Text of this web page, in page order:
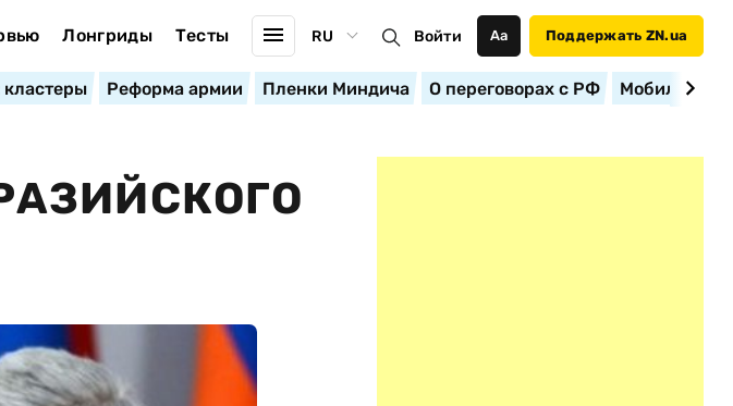
Лонгриды Тесты RU Войти Аа Поддержать ZN.ua
Реформа армии Пленки Миндича О переговорах с РФ